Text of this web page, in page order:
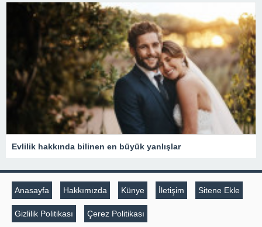
Evlilik hakkında bilinen en büyük yanlışlar
Anasayfa Hakkımızda Künye İletişim Sitene Ekle
Gizlilik Politikası Çerez Politikası